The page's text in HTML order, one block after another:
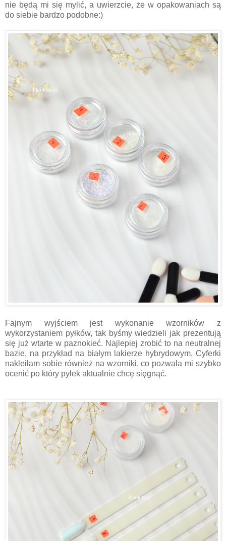
nie będą mi się mylić, a uwierzcie, że w opakowaniach są
do siebie bardzo podobne:)
Fajnym wyjściem jest wykonanie wzorników z
wykorzystaniem pyłków, tak byśmy wiedzieli jak prezentują
się już wtarte w paznokieć. Najlepiej zrobić to na neutralnej
bazie, na przykład na białym lakierze hybrydowym. Cyferki
nakleiłam sobie również na wzorniki, co pozwala mi szybko
ocenić po który pyłek aktualnie chcę sięgnąć.